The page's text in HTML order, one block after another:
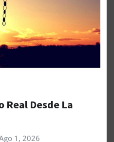
Real Desde La
1, 2026